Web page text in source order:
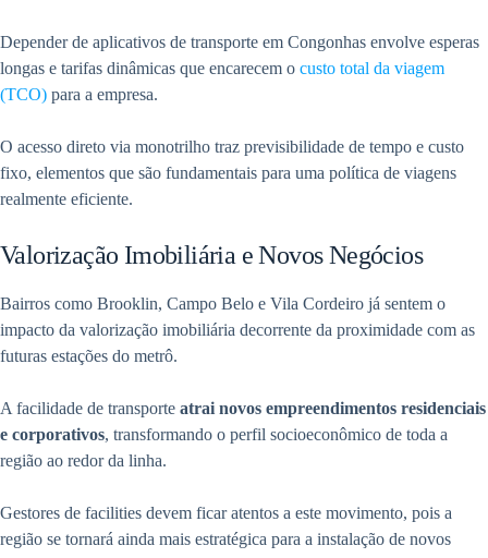
Depender de aplicativos de transporte em Congonhas envolve esperas
longas e tarifas dinâmicas que encarecem o custo total da viagem
(TCO) para a empresa.
O acesso direto via monotrilho traz previsibilidade de tempo e custo
fixo, elementos que são fundamentais para uma política de viagens
realmente eficiente.
Valorização Imobiliária e Novos Negócios
Bairros como Brooklin, Campo Belo e Vila Cordeiro já sentem o
impacto da valorização imobiliária decorrente da proximidade com as
futuras estações do metrô.
A facilidade de transporte atrai novos empreendimentos residenciais
e corporativos, transformando o perfil socioeconômico de toda a
região ao redor da linha.
Gestores de facilities devem ficar atentos a este movimento, pois a
região se tornará ainda mais estratégica para a instalação de novos